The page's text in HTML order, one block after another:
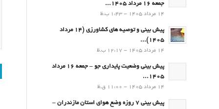
جمعه 16 مرداد 1405...
14 مرداد 1405 - 1:43 ب.ظ
پیش بینی و توصیه های کشاورزی (14 مرداد
۱۴۰۵)...
14 مرداد 1405 - 12:17 ب.ظ
پیش بینی وضعیت پایداری جو – جمعه 16 مرداد
1405...
14 مرداد 1405 - 11:00 ق.ظ
پیش بینی 7 روزه وضع هوای استان مازندران –